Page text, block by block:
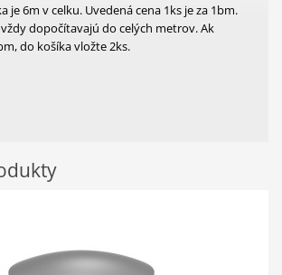
je 6m v celku. Uvedená cena 1ks je za 1bm.
dopočítavajú do celých metrov. Ak
do košíka vložte 2ks.